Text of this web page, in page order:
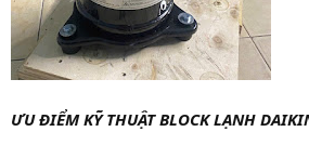
ƯU ĐIỂM KỸ THUẬT BLOCK LẠNH